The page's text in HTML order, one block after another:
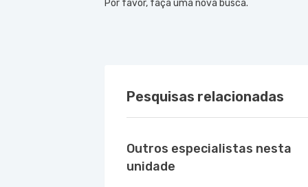
Por favor, faça uma nova busca.
Pesquisas relacionadas
Outros especialistas nesta
unidade